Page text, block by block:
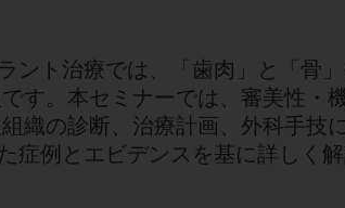
ント治療では、「歯肉」と「骨
す。本セミナーでは、審美性・
織の診断、治療計画、外科手技
症例とエビデンスを基に詳しく